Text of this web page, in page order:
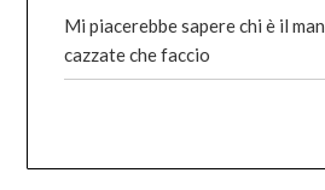
Mi piacerebbe sapere chi è il
cazzate che faccio